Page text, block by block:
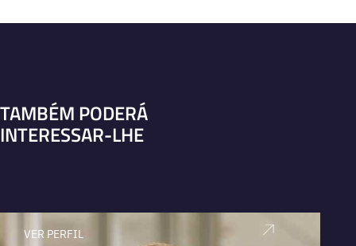
TAMBÉM PODERÁ
INTERESSAR-LHE
VER PERFIL